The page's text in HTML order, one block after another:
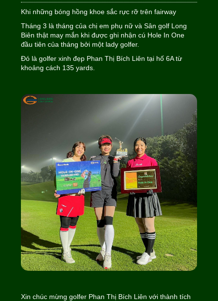
Khi những bóng hồng khoe sắc rực rỡ trên fairway
Tháng 3 là tháng của chị em phụ nữ và Sân golf Long
Biên thật may mắn khi được ghi nhận cú Hole In One
đầu tiên của tháng bởi một lady golfer.
Đó là golfer xinh đẹp Phan Thị Bích Liên tại hố 6A từ
khoảng cách 135 yards.
Xin chúc mừng golfer Phan Thị Bích Liên với thành tích